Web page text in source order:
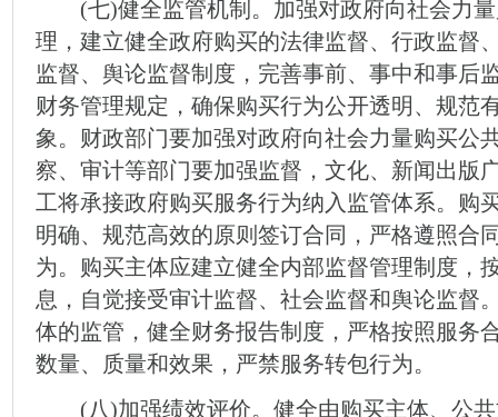
(七)健全监管机制。加强对政府向社会力量
理，建立健全政府购买的法律监督、行政监督
监督、舆论监督制度，完善事前、事中和事后
财务管理规定，确保购买行为公开透明、规范
象。财政部门要加强对政府向社会力量购买公
察、审计等部门要加强监督，文化、新闻出版
工将承接政府购买服务行为纳入监管体系。购
明确、规范高效的原则签订合同，严格遵照合
为。购买主体应建立健全内部监督管理制度，
息，自觉接受审计监督、社会监督和舆论监督
体的监管，健全财务报告制度，严格按照服务
数量、质量和效果，严禁服务转包行为。
(八)加强绩效评价。健全由购买主体、公共